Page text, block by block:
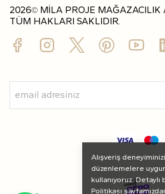
Alışveriş
düzenlemelere
kullanıyoruz. Detaylı
Politikası
2026© MİLA PROJE MAĞAZACILIK
TÜM HAKLARI SAKLIDIR.